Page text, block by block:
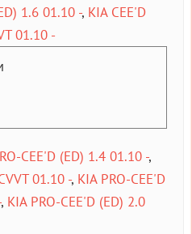
1.6 01.10 -, KIA CEE'D
01.10 -
CEE'D (ED) 1.4 01.10 -,
01.10 -, KIA PRO-CEE'D
, KIA PRO-CEE'D (ED) 2.0